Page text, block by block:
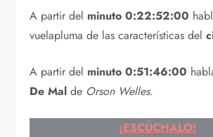
A partir del minuto 0:22:52:00
vuelapluma de las características del
A partir del minuto 0:51:46:00
De Mal de Orson Welles.
¡ESCÚCHALO!